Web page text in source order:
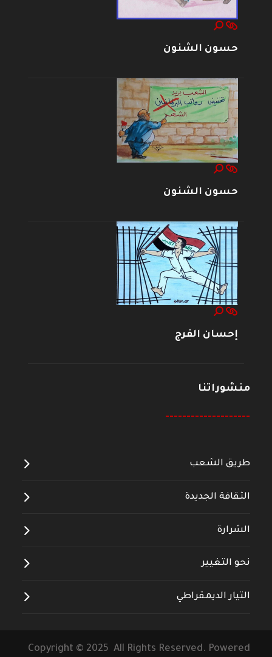
حسون الشنون
حسون الشنون
إحسان الفرج
منشوراتنا
--------------------
طريق الشعب
الثقافة الجديدة
الشرارة
نحو التغيير
التيار الديمقراطي
Copyright © 2025 All Rights Reserved. Powered